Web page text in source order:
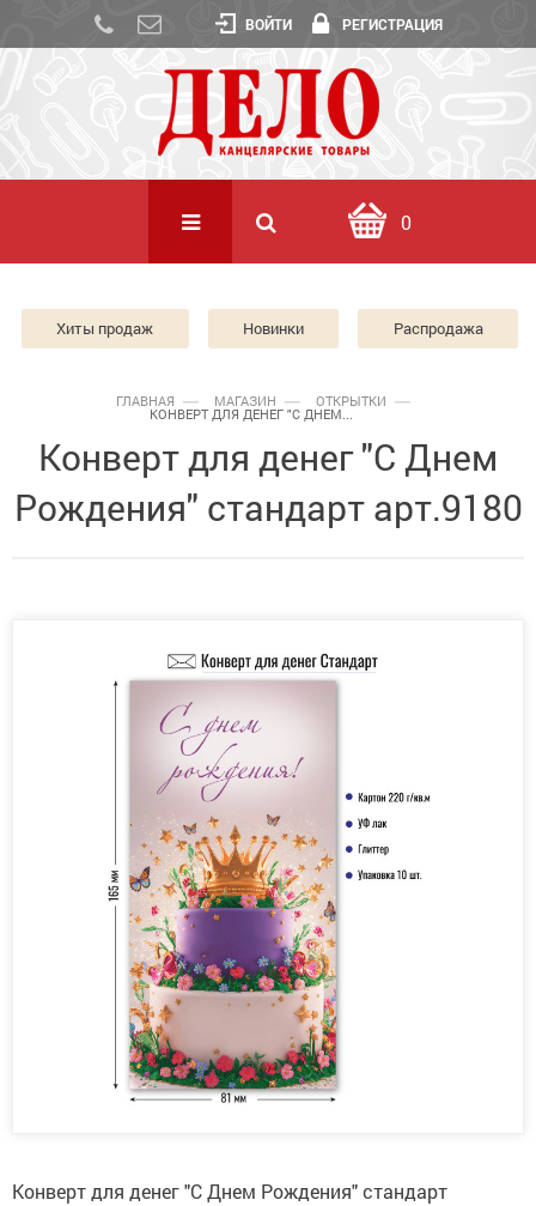
ВОЙТИ РЕГИСТРАЦИЯ
0
Хиты продаж Новинки Распродажа
ГЛАВНАЯ МАГАЗИН ОТКРЫТКИ
КОНВЕРТ ДЛЯ ДЕНЕГ "С ДНЕМ...
Конверт для денег "С Днем
Рождения" стандарт арт.9180
Конверт для денег "С Днем Рождения" стандарт